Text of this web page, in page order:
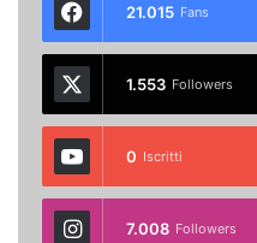
21.015 Fans
1.553 Followers
0 Iscritti
7.008 Followers